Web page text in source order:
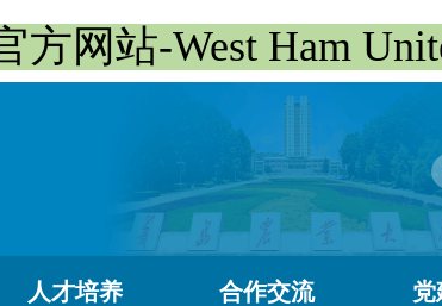
方网站-West Ham
人才培养 合作交流 党